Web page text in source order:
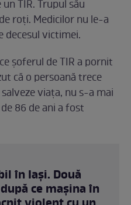
TIR. Trupul său
roți. Medicilor nu le-a
decesul victimei.
șoferul de TIR a pornit
că o persoană trece
viața, nu s-a mai
86 de ani a fost
în Iași. Două
ce mașina în